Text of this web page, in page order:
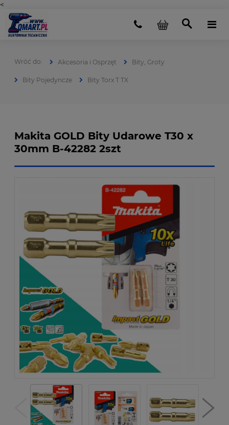
<
Akcesoria i Osprzęt Bity, Groty
Bity Pojedyncze Bity Torx T TX
Makita GOLD Bity Udarowe T30 x
30mm B-42282 2szt